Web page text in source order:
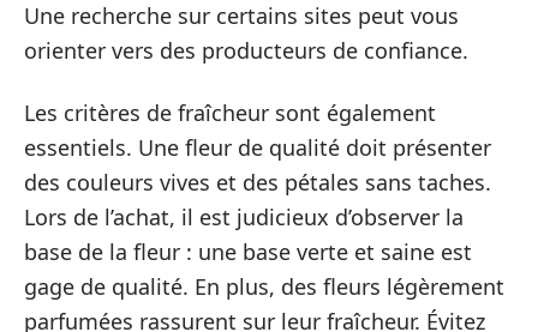
Une recherche sur certains sites peut vous
orienter vers des producteurs de confiance.
Les critères de fraîcheur sont également
essentiels. Une fleur de qualité doit présenter
des couleurs vives et des pétales sans taches.
Lors de l’achat, il est judicieux d’observer la
base de la fleur : une base verte et saine est
gage de qualité. En plus, des fleurs légèrement
parfumées rassurent sur leur fraîcheur. Évitez